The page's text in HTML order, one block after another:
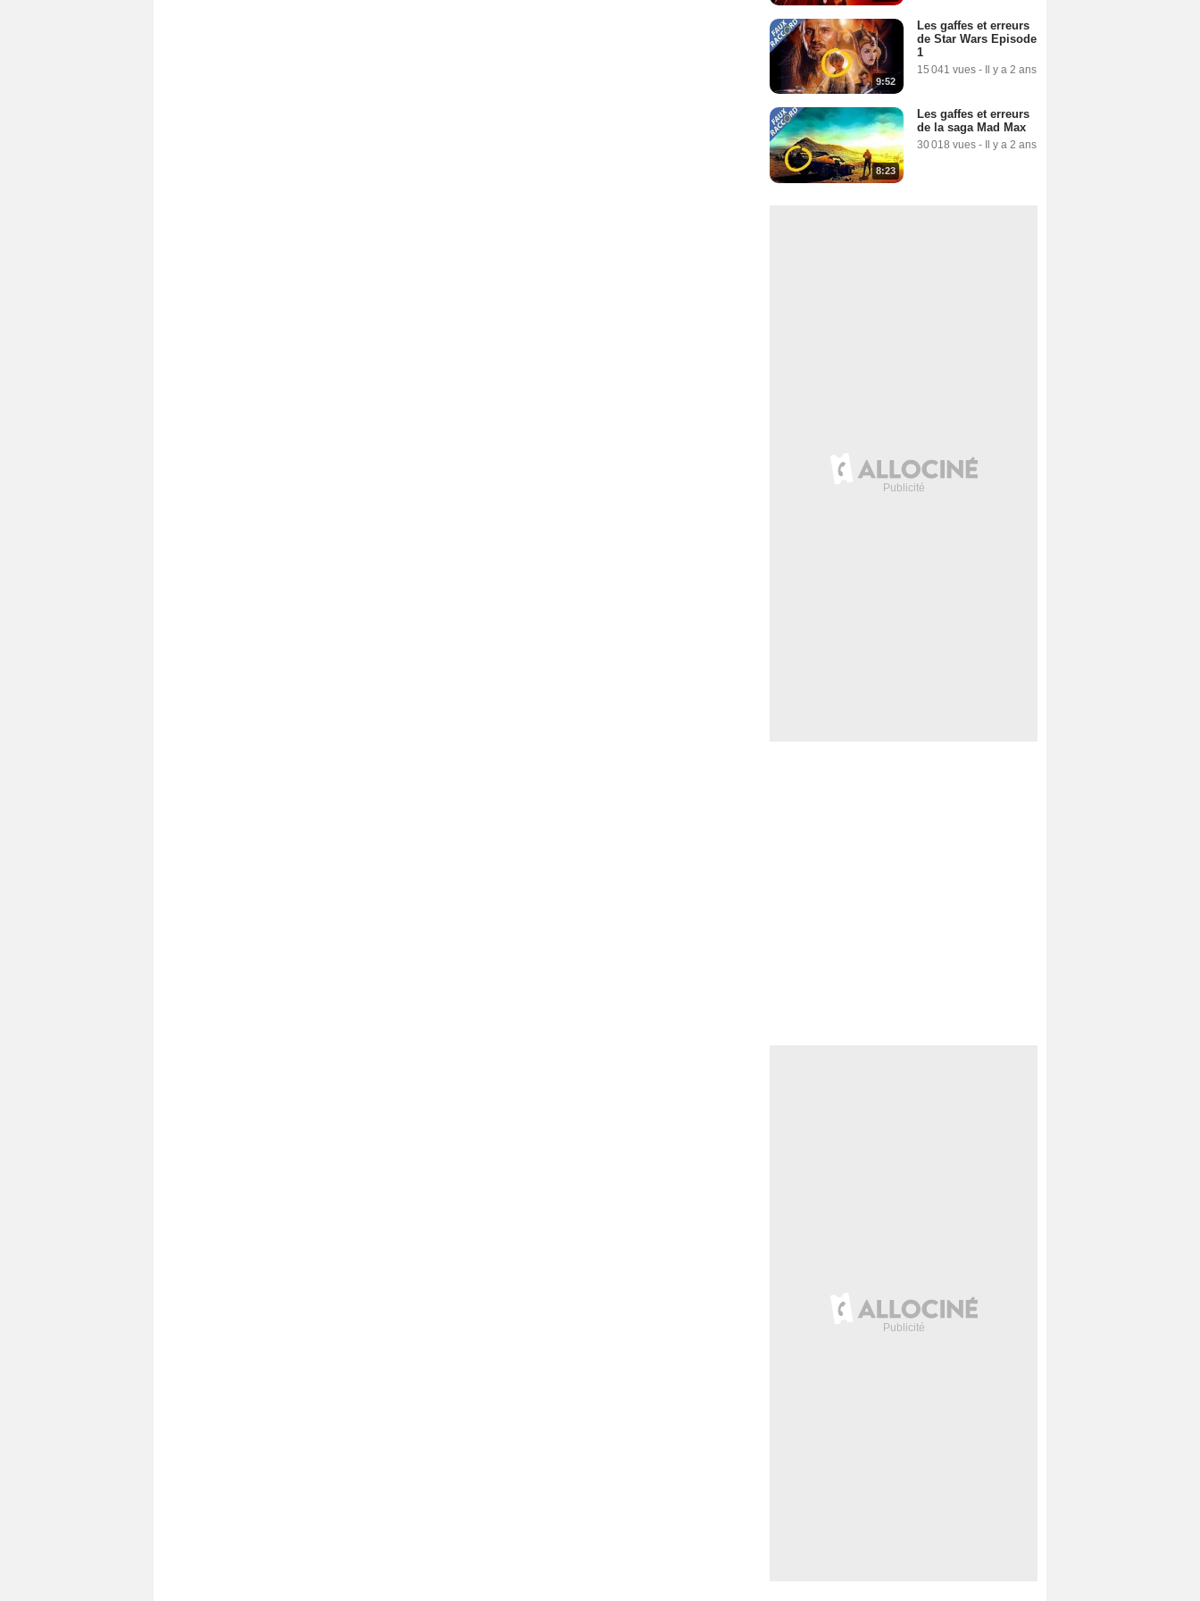
9:52
Les gaffes et erreurs
de Star Wars Episode
1
15 041 vues - Il y a 2 ans
8:23
Les gaffes et erreurs
de la saga Mad Max
30 018 vues - Il y a 2 ans